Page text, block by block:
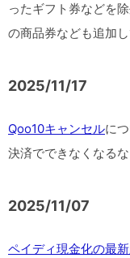
ったギフト券などを
の商品券なども追加し
2025/11/17
Qoo10キャンセルに
決済でできなくなる
2025/11/07
ペイディ現金化の最